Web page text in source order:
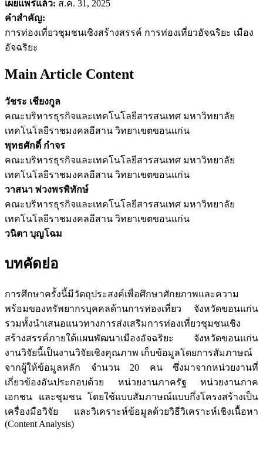
เผยแพร่แล้ว: ส.ค. 31, 2025
คำสำคัญ:
การท่องเที่ยวชุมชนเชิงสร้างสรรค์ การท่องเที่ยวอัจฉริยะ เมือง
อัจฉริยะ
Main Article Content
วัชระ เชียงกูล
คณะบริหารธุรกิจและเทคโนโลยีสารสนเทศ มหาวิทยาลัย
เทคโนโลยีราชมงคลอีสาน วิทยาเขตขอนแก่น
พุทธศักดิ์ กำจร
คณะบริหารธุรกิจและเทคโนโลยีสารสนเทศ มหาวิทยาลัย
เทคโนโลยีราชมงคลอีสาน วิทยาเขตขอนแก่น
วาสนา พ่วงพรพิทักษ์
คณะบริหารธุรกิจและเทคโนโลยีสารสนเทศ มหาวิทยาลัย
เทคโนโลยีราชมงคลอีสาน วิทยาเขตขอนแก่น
วนิตา บุญโฉม
บทคัดย่อ
การศึกษาครั้งนี้มีวัตถุประสงค์เพื่อศึกษาศักยภาพและความ
พร้อมของทรัพยากรบุคคลด้านการท่องเที่ยว จังหวัดขอนแก่น
รวมทั้งนำเสนอแนวทางการส่งเสริมการท่องเที่ยวชุมชนเชิง
สร้างสรรค์ภายใต้แผนพัฒนาเมืองอัจฉริยะ จังหวัดขอนแก่น
งานวิจัยนี้เป็นงานวิจัยเชิงคุณภาพ เก็บข้อมูลโดยการสัมภาษณ์
จากผู้ให้ข้อมูลหลัก จำนวน 20 คน ซึ่งมาจากหน่วยงานที่
เกี่ยวข้องอันประกอบด้วย หน่วยงานภาครัฐ หน่วยงานภาค
เอกชน และชุมชน โดยใช้แบบสัมภาษณ์แบบกึ่งโครงสร้างเป็น
เครื่องมือวิจัย และวิเคราะห์ข้อมูลด้วยวิธีวิเคราะห์เชิงเนื้อหา
(Content Analysis)